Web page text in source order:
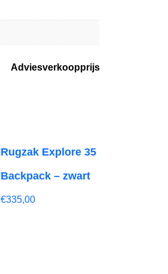
Adviesverkoopprijs
Rugzak Explore 35
Backpack – zwart
€335,00